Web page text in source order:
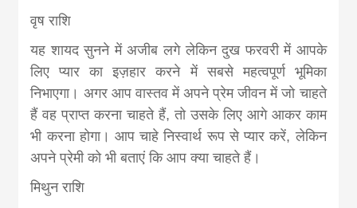
वृष राशि
यह शायद सुनने में अजीब लगे लेकिन दुख फरवरी में आपके
लिए प्यार का इज़हार करने में सबसे महत्वपूर्ण भूमिका
निभाएगा। अगर आप वास्तव में अपने प्रेम जीवन में जो चाहते
हैं वह प्राप्त करना चाहते हैं, तो उसके लिए आगे आकर काम
भी करना होगा। आप चाहे निस्वार्थ रूप से प्यार करें, लेकिन
अपने प्रेमी को भी बताएं कि आप क्या चाहते हैं।
मिथुन राशि